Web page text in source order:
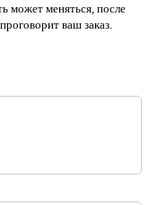
может меняться, после
ваш заказ.